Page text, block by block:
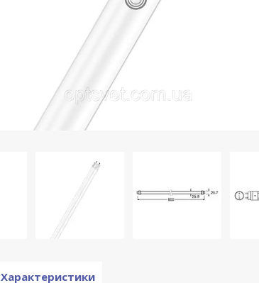
Характеристики